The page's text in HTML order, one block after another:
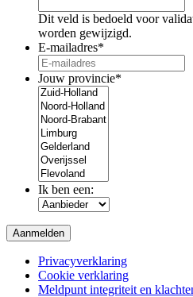
Dit veld is bedoeld voor
worden gewijzigd.
E-mailadres*
Jouw provincie*
Ik ben een:
Privacyverklaring
Cookie verklaring
Meldpunt integriteit en